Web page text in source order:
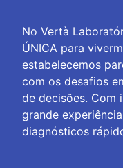
No Vertà
ÚNICA para
estabelecemos
com os desafios
de decisões. Com
grande
diagnósticos